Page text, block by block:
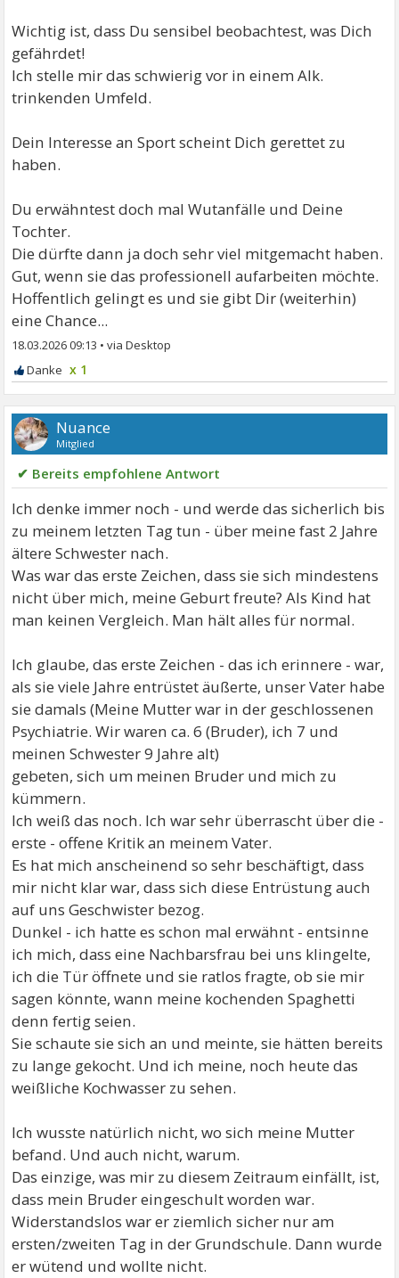
Wichtig ist, dass Du sensibel beobachtest, was Dich
gefährdet!
Ich stelle mir das schwierig vor in einem Alk.
trinkenden Umfeld.
Dein Interesse an Sport scheint Dich gerettet zu
haben.
Du erwähntest doch mal Wutanfälle und Deine
Tochter.
Die dürfte dann ja doch sehr viel mitgemacht haben.
Gut, wenn sie das professionell aufarbeiten möchte.
Hoffentlich gelingt es und sie gibt Dir (weiterhin)
eine Chance...
18.03.2026 09:13 •
x 1
Nuance
Mitglied
✔ Bereits empfohlene Antwort
Ich denke immer noch - und werde das sicherlich bis
zu meinem letzten Tag tun - über meine fast 2 Jahre
ältere Schwester nach.
Was war das erste Zeichen, dass sie sich mindestens
nicht über mich, meine Geburt freute? Als Kind hat
man keinen Vergleich. Man hält alles für normal.
Ich glaube, das erste Zeichen - das ich erinnere - war,
als sie viele Jahre entrüstet äußerte, unser Vater habe
sie damals (Meine Mutter war in der geschlossenen
Psychiatrie. Wir waren ca. 6 (Bruder), ich 7 und
meinen Schwester 9 Jahre alt)
gebeten, sich um meinen Bruder und mich zu
kümmern.
Ich weiß das noch. Ich war sehr überrascht über die -
erste - offene Kritik an meinem Vater.
Es hat mich anscheinend so sehr beschäftigt, dass
mir nicht klar war, dass sich diese Entrüstung auch
auf uns Geschwister bezog.
Dunkel - ich hatte es schon mal erwähnt - entsinne
ich mich, dass eine Nachbarsfrau bei uns klingelte,
ich die Tür öffnete und sie ratlos fragte, ob sie mir
sagen könnte, wann meine kochenden Spaghetti
denn fertig seien.
Sie schaute sie sich an und meinte, sie hätten bereits
zu lange gekocht. Und ich meine, noch heute das
weißliche Kochwasser zu sehen.
Ich wusste natürlich nicht, wo sich meine Mutter
befand. Und auch nicht, warum.
Das einzige, was mir zu diesem Zeitraum einfällt, ist,
dass mein Bruder eingeschult worden war.
Widerstandslos war er ziemlich sicher nur am
ersten/zweiten Tag in der Grundschule. Dann wurde
er wütend und wollte nicht.